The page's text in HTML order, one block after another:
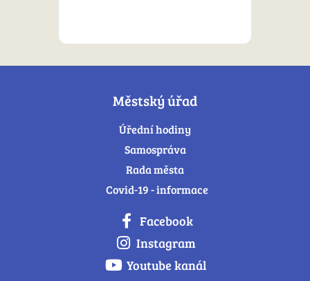
Městský úřad
Úřední hodiny
Samospráva
Rada města
Covid-19 - informace
Facebook
Instagram
Youtube kanál